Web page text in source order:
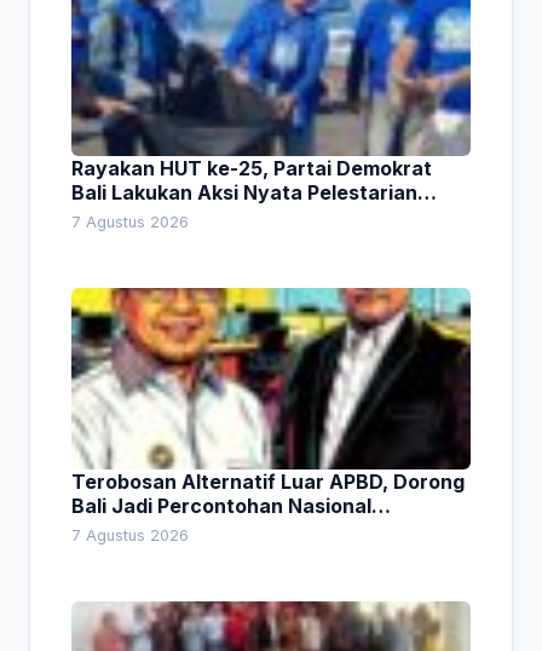
Rayakan HUT ke-25, Partai Demokrat
Bali Lakukan Aksi Nyata Pelestarian
Lingkungan
7 Agustus 2026
Terobosan Alternatif Luar APBD, Dorong
Bali Jadi Percontohan Nasional
Pembiayaan Daerah
7 Agustus 2026